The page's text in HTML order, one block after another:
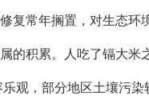
常年搁置，对生态环
积累。人吃了镉大米
，部分地区土壤污染